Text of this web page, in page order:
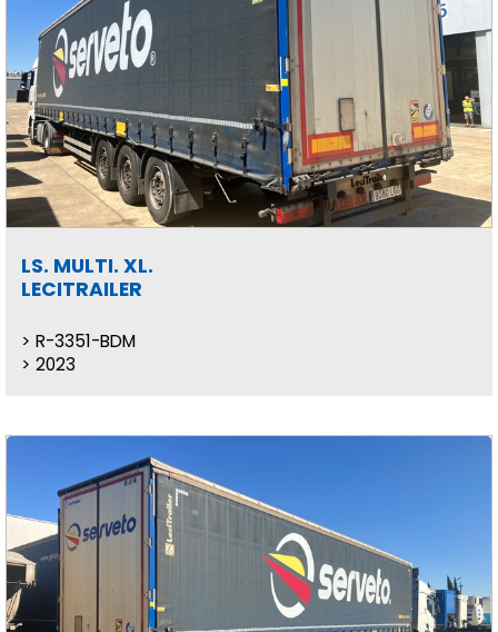
LS. MULTI. XL.
LECITRAILER
R-3351-BDM
2023